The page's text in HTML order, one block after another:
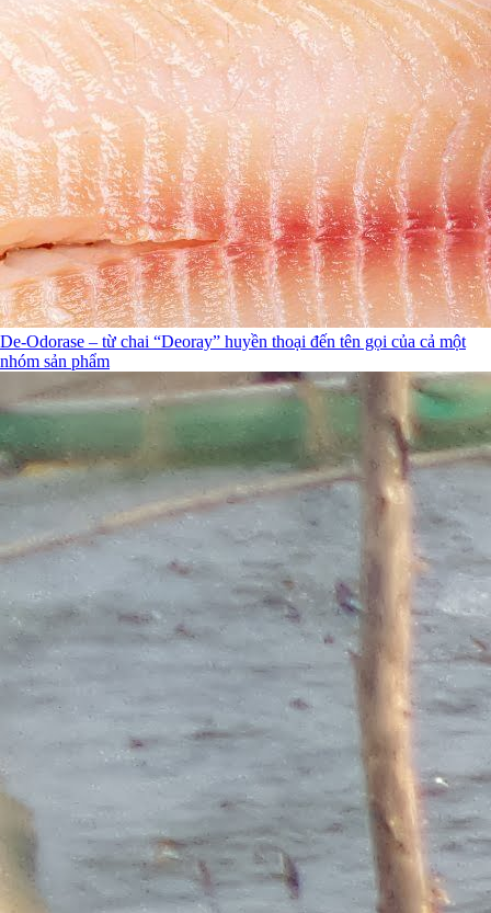
De-Odorase – từ chai “Deoray” huyền thoại đến tên gọi của cả một
nhóm sản phẩm